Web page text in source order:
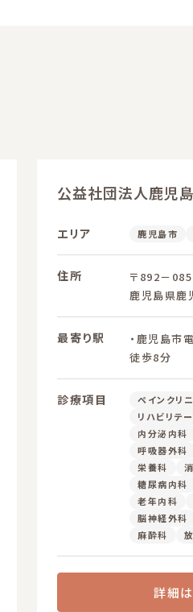
公益社団法人鹿児
エリア 鹿児島市
住所
〒892－
鹿児島県鹿
最寄り駅
・鹿児島市
徒歩8分
診療項目
ペインクリ
リハビリテ
内分泌内科
呼吸器外科
栄養科
糖尿病内科
老年内科
脳神経外科
麻酔科
詳細